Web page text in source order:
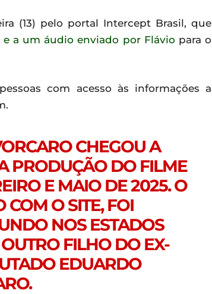
(13) pelo portal Intercept Brasil, que
a um áudio enviado por Flávio para o
com acesso às informações a
CHEGOU A
PRODUÇÃO DO FILME
E MAIO DE 2025. O
COM O SITE, FOI
NOS ESTADOS
FILHO DO EX-
EDUARDO